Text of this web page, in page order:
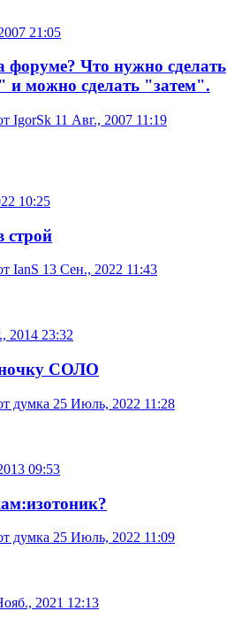
21:05
форуме? Что нужно сделать
и можно сделать "затем".
IgorSk 11 Авг., 2007 11:19
10:25
строй
IanS 13 Сен., 2022 11:43
2014 23:32
СОЛО
думка 25 Июль, 2022 11:28
09:53
думка 25 Июль, 2022 11:09
2021 12:13